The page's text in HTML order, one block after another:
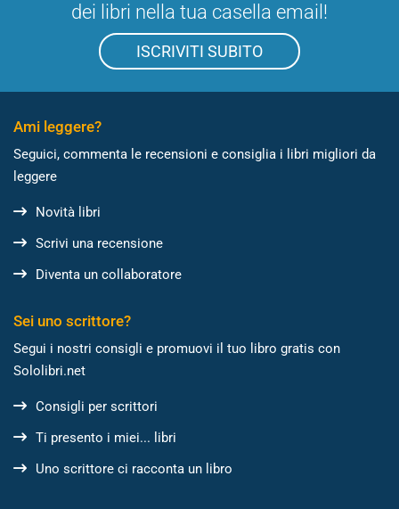
dei libri nella tua casella email!
ISCRIVITI SUBITO
Ami leggere?
Seguici, commenta le recensioni e consiglia i libri migliori da
leggere
Novità libri
Scrivi una recensione
Diventa un collaboratore
Sei uno scrittore?
Segui i nostri consigli e promuovi il tuo libro gratis con
Sololibri.net
Consigli per scrittori
Ti presento i miei... libri
Uno scrittore ci racconta un libro